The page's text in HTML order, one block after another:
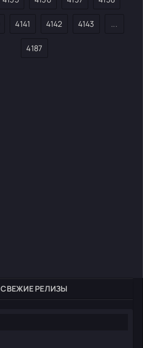
СВЕЖИЕ РЕЛИЗЫ
4141 4142 4143 ...
4187